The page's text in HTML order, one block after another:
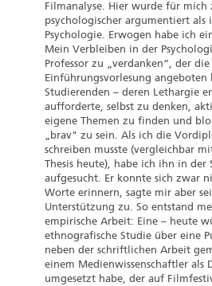
Filmanalyse. Hier wurde für mich
psychologischer argumentiert als
Psychologie. Erwogen habe ich
Mein Verbleiben in der
Professor zu „verdanken“, der die
Einführungsvorlesung angeboten
Studierenden – deren Lethargie
aufforderte, selbst zu denken,
eigene Themen zu finden und
„brav" zu sein. Als ich die
schreiben musste (vergleichbar
Thesis heute), habe ich ihn in der
aufgesucht. Er konnte sich zwar
Worte erinnern, sagte mir aber
Unterstützung zu. So entstand
empirische Arbeit: Eine – heute
ethnografische Studie über eine
neben der schriftlichen Arbeit
einem Medienwissenschaftler als
umgesetzt habe, der auf